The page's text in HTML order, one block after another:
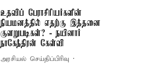
உதவிப் பேராசிரியர்களின்
நியமனத்தில் எதற்கு இத்தனை
குளறுபடிகள்? - நயினார்
நாகேந்திரன் கேள்வி
அரசியல் செய்திப்பிரிவு